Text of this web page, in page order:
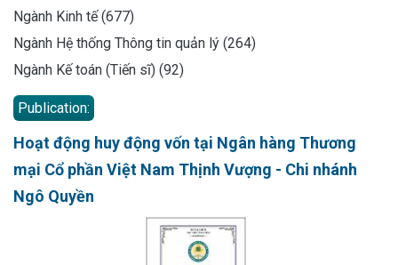
Ngành Kinh tế (677)
Ngành Hệ thống Thông tin quản lý (264)
Ngành Kế toán (Tiến sĩ) (92)
Publication:
Hoạt động huy động vốn tại Ngân hàng Thương
mại Cổ phần Việt Nam Thịnh Vượng - Chi nhánh
Ngô Quyền